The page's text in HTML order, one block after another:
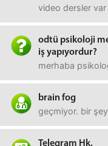
video dersler var
odtü psikoloji
iş yapıyordur?
merhaba
brain fog
geçmiyor. bir
Telegram Hk.